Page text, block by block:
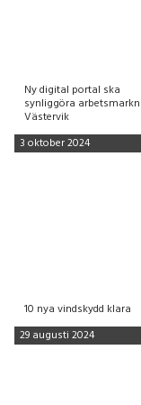
Ny digital portal ska
synliggöra
Västervik
3 oktober 2024
10 nya vindskydd klara
29 augusti 2024